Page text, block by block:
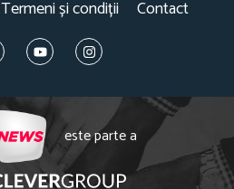
Termeni și condiții Contact
este parte a